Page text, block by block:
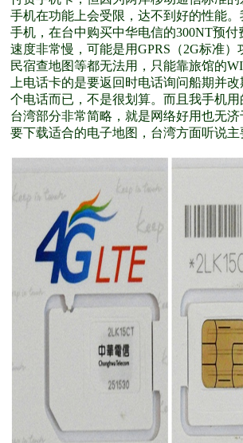
手机在功能上会受限，达不到好的性能。
手机，在台中购买中华电信的300NT预付
速度非常慢，可能是用GPRS（2G标准）
民宿查地图等都无法用，只能靠旅馆的
上电话卡的是要返回时电话询问船期并
个电话而已，不是很划算。而且我手机用
台湾部分非常简略，就是网络好用也无
要下载适合的电子地图，台湾方面听说主